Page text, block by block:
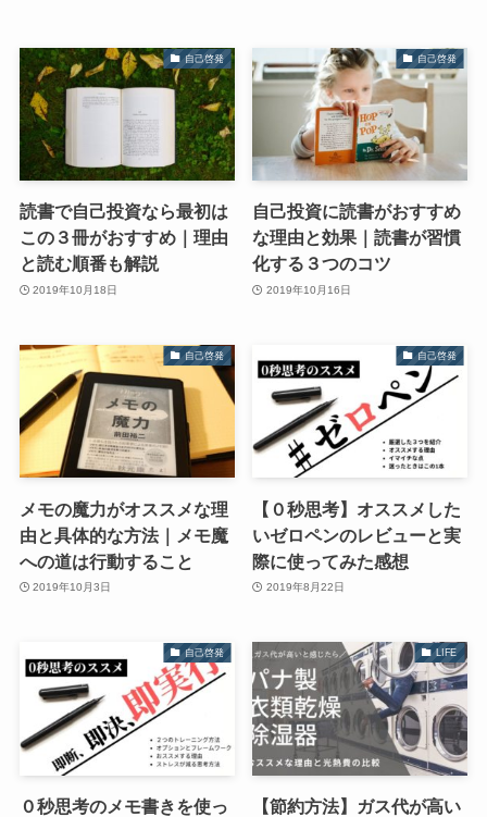
自己啓発
読書で自己投資なら最初は
この３冊がおすすめ｜理由
と読む順番も解説
2019年10月18日
自己啓発
自己投資に読書がおすすめ
な理由と効果｜読書が習慣
化する３つのコツ
2019年10月16日
自己啓発
メモの魔力がオススメな理
由と具体的な方法｜メモ魔
への道は行動すること
2019年10月3日
自己啓発
【０秒思考】オススメした
いゼロペンのレビューと実
際に使ってみた感想
2019年8月22日
自己啓発
０秒思考のメモ書きを使っ
LIFE
【節約方法】ガス代が高い